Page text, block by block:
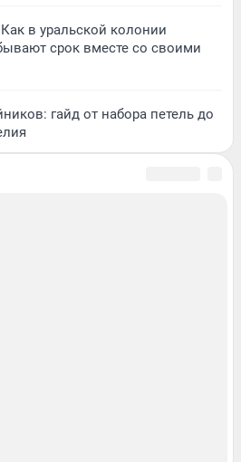
в уральской колонии
срок вместе со своими
гайд от набора петель до